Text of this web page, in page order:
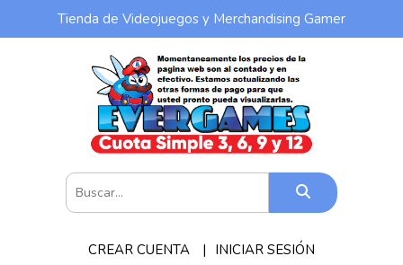
Tienda de Videojuegos y Merchandising Gamer
CREAR CUENTA INICIAR SESIÓN